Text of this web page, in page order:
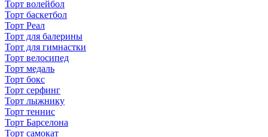
Торт волейбол
Торт баскетбол
Торт Реал
Торт для балерины
Торт для гимнастки
Торт велосипед
Торт медаль
Торт бокс
Торт серфинг
Торт лыжнику
Торт теннис
Торт Барселона
Торт самокат